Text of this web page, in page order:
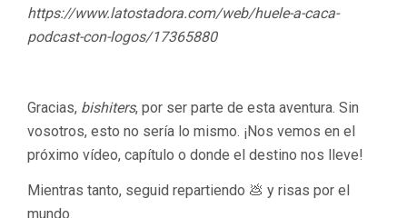
https://www.latostadora.com/web/huele-a-caca-
podcast-con-logos/17365880
Gracias, bishiters, por ser parte de esta aventura. Sin
vosotros, esto no sería lo mismo. ¡Nos vemos en el
próximo vídeo, capítulo o donde el destino nos lleve!
Mientras tanto, seguid repartiendo 💩 y risas por el
mundo.